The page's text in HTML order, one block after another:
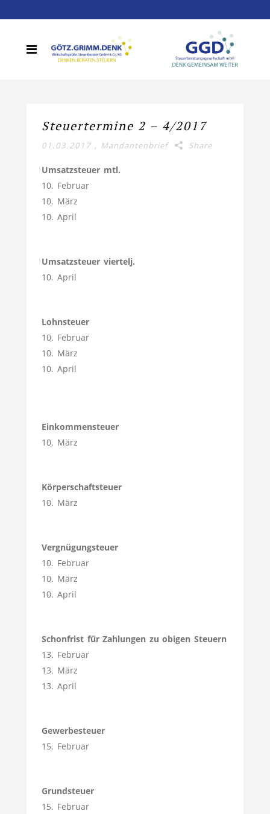
Steuertermine 2 – 4/2017
01.03.2017 , Mandantenbrief Share
Umsatzsteuer mtl.
10. Februar
10. März
10. April
Umsatzsteuer viertelj.
10. April
Lohnsteuer
10. Februar
10. März
10. April
Einkommensteuer
10. März
Körperschaftsteuer
10. März
Vergnügungsteuer
10. Februar
10. März
10. April
Schonfrist für Zahlungen zu obigen Steuern
13. Februar
13. März
13. April
Gewerbesteuer
15. Februar
Grundsteuer
15. Februar